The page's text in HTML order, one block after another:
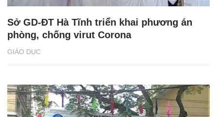
GIÁO DỤC
Sở GD-ĐT Hà Tĩnh triển khai phương án
phòng, chống virut Corona